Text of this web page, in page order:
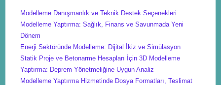
Modelleme Danışmanlık ve Teknik Destek Seçenekleri
Modelleme Yaptırma: Sağlık, Finans ve Savunmada Yeni
Dönem
Enerji Sektöründe Modelleme: Dijital İkiz ve Simülasyon
Statik Proje ve Betonarme Hesapları İçin 3D Modelleme
Yaptırma: Deprem Yönetmeliğine Uygun Analiz
Modelleme Yaptırma Hizmetinde Dosya Formatları, Teslimat